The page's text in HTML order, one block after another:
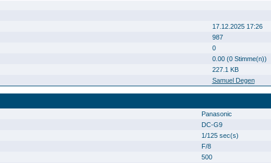
17.12.2025 17:26
987
0
0.00 (0 Stimme(n))
227.1 KB
Samuel Degen
Panasonic
DC-G9
1/125 sec(s)
F/8
500